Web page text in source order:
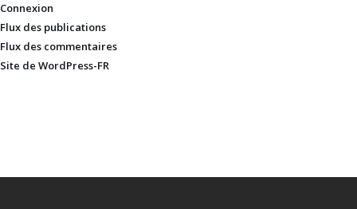
Connexion
Flux des publications
Flux des commentaires
Site de WordPress-FR